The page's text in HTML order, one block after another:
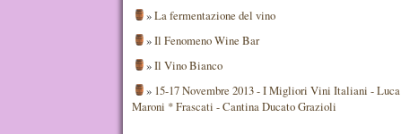
»La fermentazione del vino
»Il Fenomeno Wine Bar
»Il Vino Bianco
» 15-17 Novembre 2013 - I Migliori Vini Italiani - Luca
Maroni * Frascati - Cantina Ducato Grazioli